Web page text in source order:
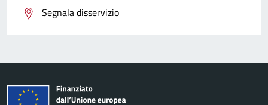
Segnala disservizio